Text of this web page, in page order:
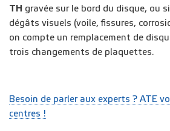
TH gravée sur le bord du disque, ou
dégâts visuels (voile, fissures,
on compte un remplacement de
trois changements de plaquettes.
Besoin de parler aux experts ? ATE
centres !